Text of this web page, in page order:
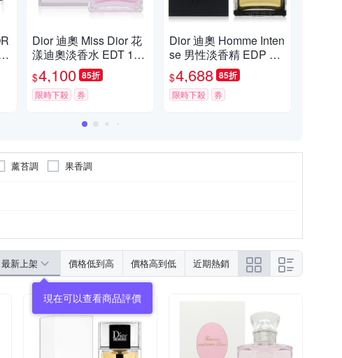
結帳87折 七夕送禮提案★GA,蘭蔻,茱莉蔻▼結帳86折
滿1件享86折
Dior 迪奧 Miss Dior 花
漾迪奧淡香水 EDT 100
ml (彩色蝴蝶結新版)
$4,100 85折
限時下殺 券
Dior 迪奧 Homme Inten
se 男性淡香精 EDP 15
0ml (平行輸入)
$4,688 85折
限時下殺 券
薰苔調 果香調
最新上架 價格低到高 價格高到低 近期熱銷